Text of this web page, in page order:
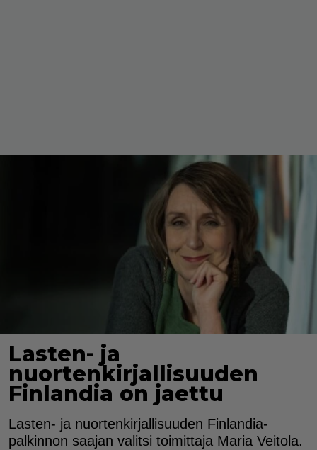
Lasten- ja
nuortenkirjallisuuden
Finlandia on jaettu
Lasten- ja nuortenkirjallisuuden Finlandia-
palkinnon saajan valitsi toimittaja Maria Veitola.